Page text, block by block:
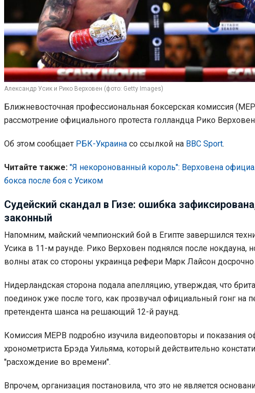
Александр Усик и Рико Верховен (фото: Getty Images)
Ближневосточная профессиональная боксерская комиссия
рассмотрение официального протеста голландца Рико
Об этом сообщает РБК-Украина со ссылкой на BBC Sport.
Читайте также: "Я некоронованный король": Верховена
бокса после боя с Усиком
Судейский скандал в Гизе: ошибка
законный
Напомним, майский чемпионский бой в Египте завершился
Усика в 11-м раунде. Рико Верховен поднялся после нокдауна,
волны атак со стороны украинца рефери Марк Лайсон досрочно
Нидерландская сторона подала апелляцию, утверждая, что
поединок уже после того, как прозвучал официальный гонг на
претендента шанса на решающий 12-й раунд.
Комиссия MEPB подробно изучила видеоповторы и показания
хронометриста Брэда Уильяма, который действительно
"расхождение во времени".
Впрочем, организация постановила, что это не является